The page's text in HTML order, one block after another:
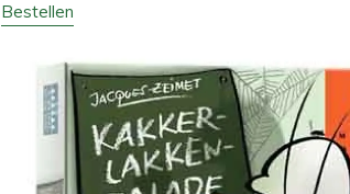
Bestellen